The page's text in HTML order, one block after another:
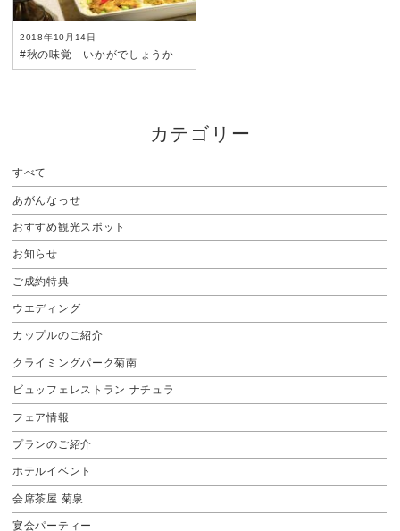
2018年10月14日
#秋の味覚 いかがでしょうか
カテゴリー
すべて
あがんなっせ
おすすめ観光スポット
お知らせ
ご成約特典
ウエディング
カップルのご紹介
クライミングパーク菊南
ビュッフェレストラン ナチュラ
フェア情報
プランのご紹介
ホテルイベント
会席茶屋 菊泉
宴会パーティー